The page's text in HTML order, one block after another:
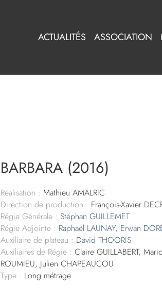
ACTUALITÉS ASSOCIATION
BARBARA (2016)
Réalisation : Mathieu AMALRIC
Direction de production : François-Xavier
Régie Générale : Stéphan GUILLEMET
Régie Adjointe : Raphaël LAUNAY, Erwan
Auxiliaire de plateau : David THOORIS
Auxiliaires de Régie :Claire GUILLABERT,
ROUMIEU, Julien CHAPEAUCOU
Type : Long métrage